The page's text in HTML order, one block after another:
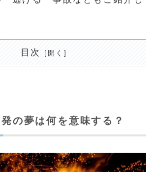
目次
の夢は何を意味する？